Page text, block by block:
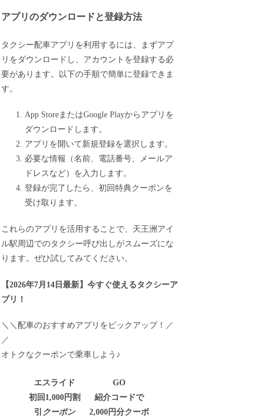
アプリのダウンロードと登録方法
タクシー配車アプリを利用するには、まずアプ
リをダウンロードし、アカウントを登録する必
要があります。以下の手順で簡単に登録できま
す。
App StoreまたはGoogle Playからアプリを
ダウンロードします。
アプリを開いて新規登録を選択します。
必要な情報（名前、電話番号、メールア
ドレスなど）を入力します。
登録が完了したら、初回特典クーポンを
受け取ります。
これらのアプリを活用することで、天王洲アイ
ル駅周辺でのタクシー呼び出しがスムーズにな
ります。ぜひ試してみてください。
【2026年7月14日最新】今すぐ使えるタクシーア
プリ！
＼＼配車のおすすめアプリをピックアップ！／
／
オトクなクーポンで乗車しよう♪
エスライド
初回1,000円割
引 クーポン
GO
紹介コードで
2,000円分クーポ